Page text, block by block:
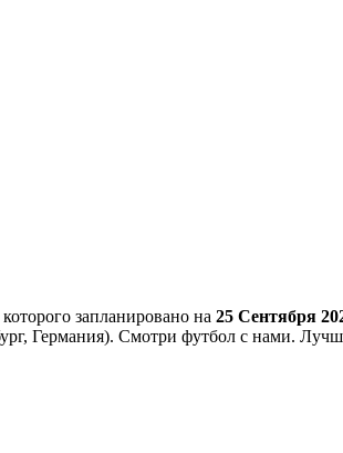
которого запланировано на 25 Сентября
Германия). Смотри футбол с нами.